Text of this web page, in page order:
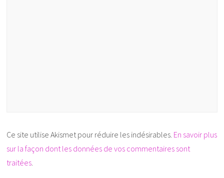
Ce site utilise Akismet pour réduire les indésirables. En savoir plus
sur la façon dont les données de vos commentaires sont
traitées.